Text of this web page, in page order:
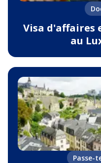
Visa d'affaires
au
Passe-